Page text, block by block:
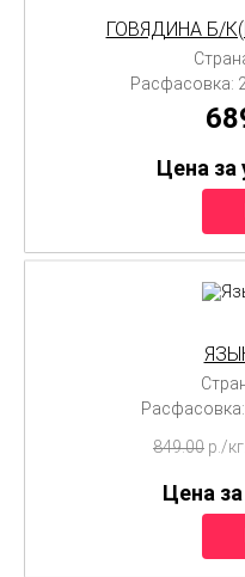
ГОВЯДИНА Б/
Расфасовка:
Цена за
Расфасовка:
849.00 p./кг.
Цена